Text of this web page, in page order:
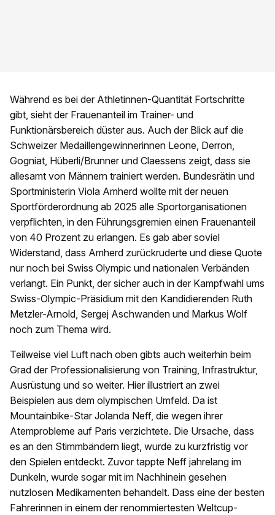
Während es bei der Athletinnen-Quantität Fortschritte
gibt, sieht der Frauenanteil im Trainer- und
Funktionärsbereich düster aus. Auch der Blick auf die
Schweizer Medaillengewinnerinnen Leone, Derron,
Gogniat, Hüberli/Brunner und Claessens zeigt, dass sie
allesamt von Männern trainiert werden. Bundesrätin und
Sportministerin Viola Amherd wollte mit der neuen
Sportförderordnung ab 2025 alle Sportorganisationen
verpflichten, in den Führungsgremien einen Frauenanteil
von 40 Prozent zu erlangen. Es gab aber soviel
Widerstand, dass Amherd zurückruderte und diese Quote
nur noch bei Swiss Olympic und nationalen Verbänden
verlangt. Ein Punkt, der sicher auch in der Kampfwahl ums
Swiss-Olympic-Präsidium mit den Kandidierenden Ruth
Metzler-Arnold, Sergej Aschwanden und Markus Wolf
noch zum Thema wird.
Teilweise viel Luft nach oben gibts auch weiterhin beim
Grad der Professionalisierung von Training, Infrastruktur,
Ausrüstung und so weiter. Hier illustriert an zwei
Beispielen aus dem olympischen Umfeld. Da ist
Mountainbike-Star Jolanda Neff, die wegen ihrer
Atemprobleme auf Paris verzichtete. Die Ursache, dass
es an den Stimmbändern liegt, wurde zu kurzfristig vor
den Spielen entdeckt. Zuvor tappte Neff jahrelang im
Dunkeln, wurde sogar mit im Nachhinein gesehen
nutzlosen Medikamenten behandelt. Dass eine der besten
Fahrerinnen in einem der renommiertesten Weltcup-